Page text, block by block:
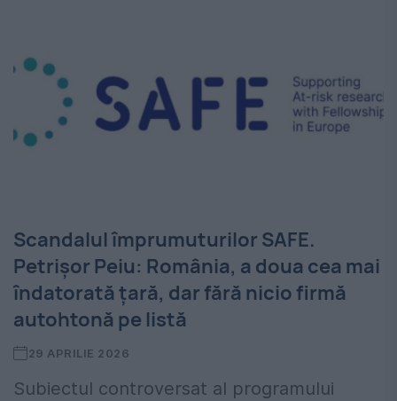
Scandalul împrumuturilor SAFE.
Petrișor Peiu: România, a doua cea mai
îndatorată țară, dar fără nicio firmă
autohtonă pe listă
29 APRILIE 2026
Subiectul controversat al programului